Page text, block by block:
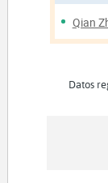
Qian
Datos